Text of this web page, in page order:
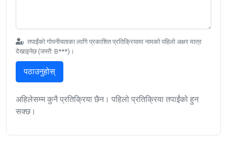
तपाईंको गोपनीयताका लागि प्रकाशित प्रतिक्रियामा नामको पहिलो अक्षर मात्र
देखाइनेछ (जस्तै: B***)।
पठाउनुहोस्
अहिलेसम्म कुनै प्रतिक्रिया छैन। पहिलो प्रतिक्रिया तपाईंको हुन
सक्छ।